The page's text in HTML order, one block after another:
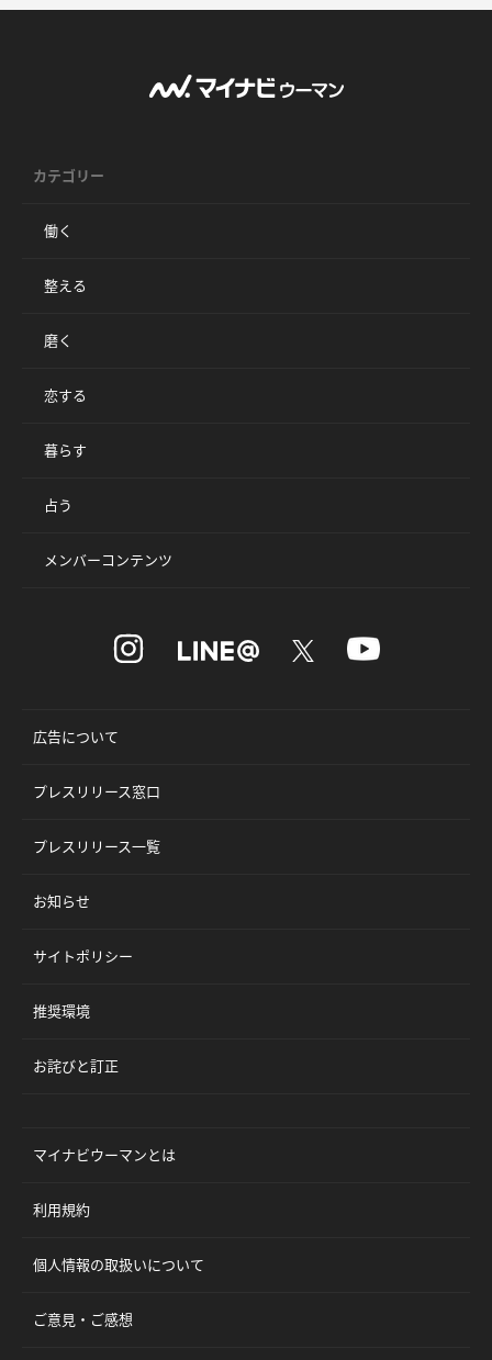
カテゴリー
働く
整える
磨く
恋する
暮らす
占う
メンバーコンテンツ
広告について
プレスリリース窓口
プレスリリース一覧
お知らせ
サイトポリシー
推奨環境
お詫びと訂正
マイナビウーマンとは
利用規約
個人情報の取扱いについて
ご意見・ご感想